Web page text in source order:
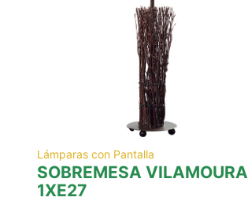
Lámparas con Pantalla
SOBREMESA VILAMOURA
1XE27